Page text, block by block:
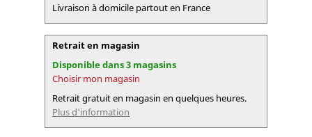
Livraison à domicile partout en France
Retrait en magasin
Disponible dans 3 magasins
Choisir mon magasin
Retrait gratuit en magasin en quelques heures.
Plus d'information